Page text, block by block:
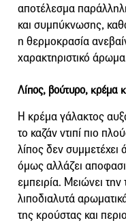
αποτέλεσμα
και συμπύκνωσης,
η θερμοκρασία
χαρακτηριστικό
Λίπος, βούτυρο, κρέμα
Η κρέμα γάλακτος
το καζάν ντιπί πιο
λίπος δεν
όμως αλλάζει
εμπειρία. Μειώνει
λιποδιαλυτά
της κρούστας και